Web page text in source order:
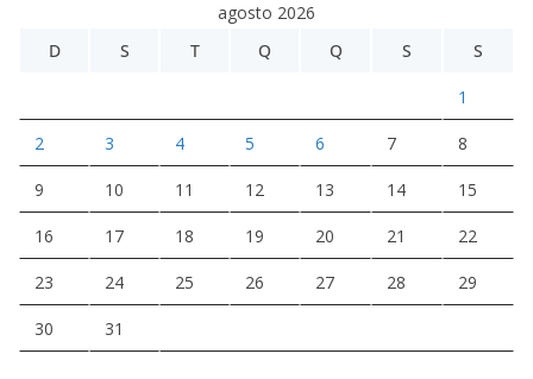
agosto 2026
D
S T Q Q S S
1
2 3 4 5 6 7 8
9 10 11 12 13 14 15
16 17 18 19 20 21 22
23 24 25 26 27 28 29
30 31